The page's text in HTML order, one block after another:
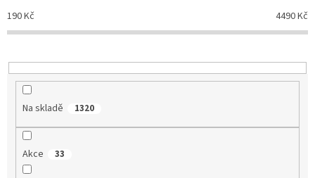
k
t
190Kč 4490Kč
Na skladě 1320
Akce 33